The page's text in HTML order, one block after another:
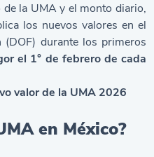
la UMA y el monto diario,
los nuevos valores en el
durante los primeros
el 1° de febrero de cada
valor de la UMA 2026
en México?